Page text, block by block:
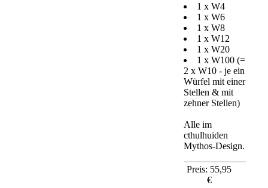
1 x W4
1 x W6
1 x W8
1 x W12
1 x W20
1 x W100 (=
2 x W10 - je ein
Würfel mit einer
Stellen & mit
zehner Stellen)
Alle im
cthulhuiden
Mythos-Design.
Preis: 55,95
€